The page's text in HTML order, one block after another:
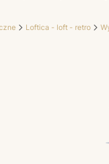
Loftica - loft - retro